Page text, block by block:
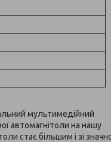
мультимедійний
автомагнітоли на нашу
стає більшим і зі